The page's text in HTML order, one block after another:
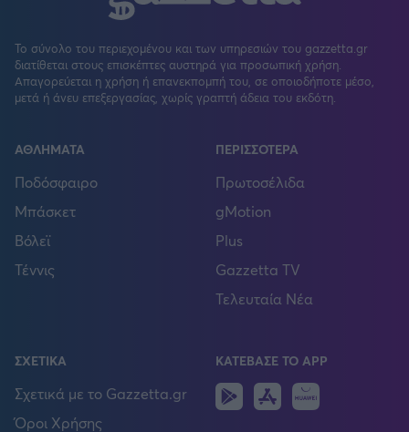
Το σύνολο του περιεχομένου και των υπηρεσιών του gazzetta.gr
διατίθεται στους επισκέπτες αυστηρά για προσωπική χρήση.
Απαγορεύεται η χρήση ή επανεκπομπή του, σε οποιοδήποτε μέσο,
μετά ή άνευ επεξεργασίας, χωρίς γραπτή άδεια του εκδότη.
ΑΘΛΗΜΑΤΑ
Ποδόσφαιρο
Μπάσκετ
Βόλεϊ
Τέννις
ΠΕΡΙΣΣΟΤΕΡΑ
Πρωτοσέλιδα
gMotion
Plus
Gazzetta TV
Τελευταία Νέα
ΣΧΕΤΙΚΑ
Σχετικά με το Gazzetta.gr
Όροι Χρήσης
ΚΑΤΕΒΑΣΕ ΤΟ APP
Android
IOS